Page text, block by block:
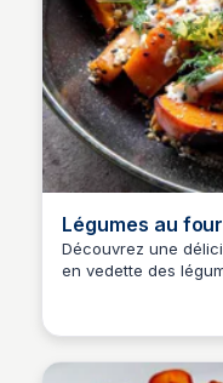
Légumes au
harissa
Découvrez une
en vedette des
cette recette met en